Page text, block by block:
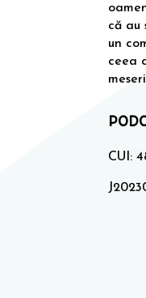
că au
un
ceea
CUI: